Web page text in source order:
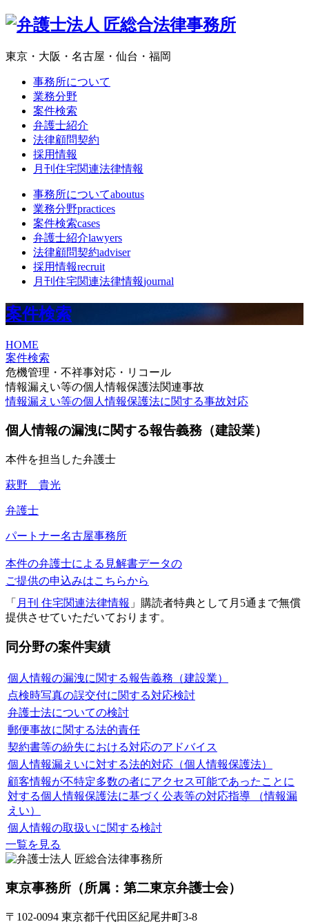
東京・大阪・名古屋・仙台・福岡
事務所について
業務分野
案件検索
弁護士紹介
法律顧問契約
採用情報
月刊住宅関連法律情報
事務所についてaboutus
業務分野practices
案件検索cases
弁護士紹介lawyers
法律顧問契約adviser
採用情報recruit
月刊住宅関連法律情報journal
案件検索
HOME
案件検索
危機管理・不祥事対応・リコール
情報漏えい等の個人情報保護法関連事故
情報漏えい等の個人情報保護法に関する事故対応
個人情報の漏洩に関する報告義務（建設業）
本件を担当した弁護士
萩野 貴光
弁護士
パートナー名古屋事務所
本件の弁護士による見解書データの
ご提供の申込みはこちらから
「 月刊 住宅関連法律情報 」購読者特典として月5通まで無償
提供させていただいております。
同分野の案件実績
個人情報の漏洩に関する報告義務（建設業）
点検時写真の誤交付に関する対応検討
弁護士法についての検討
郵便事故に関する法的責任
契約書等の紛失における対応のアドバイス
個人情報漏えいに対する法的対応（個人情報保護法）
顧客情報が不特定多数の者にアクセス可能であったことに
対する個人情報保護法に基づく公表等の対応指導 （情報漏
えい）
個人情報の取扱いに関する検討
一覧を見る
東京事務所 （所属：第二東京弁護士会）
〒102-0094 東京都千代田区紀尾井町3-8